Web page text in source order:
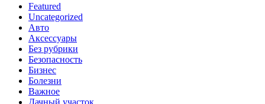
Featured
Uncategorized
Авто
Аксессуары
Без рубрики
Безопасность
Бизнес
Болезни
Важное
Дачный участок